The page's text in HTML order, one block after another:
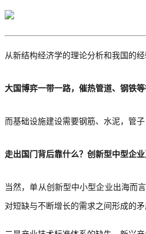
从新结构经济学的理论分析和我国的经
大国博弈一带一路，催热管道、钢铁
而基础设施建设需要钢筋、水泥， 管
走出国门背后靠什么？创新型中型企
当然，单从创新型中小型企业出海而言
对短缺与不断增长的需求之间形成的